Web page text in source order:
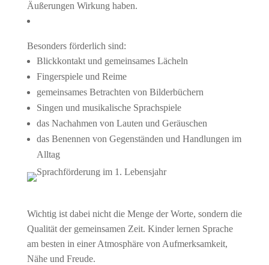
Äußerungen Wirkung haben.
Besonders förderlich sind:
Blickkontakt und gemeinsames Lächeln
Fingerspiele und Reime
gemeinsames Betrachten von Bilderbüchern
Singen und musikalische Sprachspiele
das Nachahmen von Lauten und Geräuschen
das Benennen von Gegenständen und Handlungen im
Alltag
Wichtig ist dabei nicht die Menge der Worte, sondern die
Qualität der gemeinsamen Zeit. Kinder lernen Sprache
am besten in einer Atmosphäre von Aufmerksamkeit,
Nähe und Freude.